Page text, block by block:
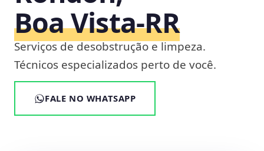
Boa Vista‑RR
Serviços de desobstrução e limpeza.
Técnicos especializados perto de você.
FALE NO WHATSAPP